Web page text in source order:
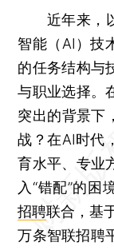
近年来，以
智能（AI）技
的任务结构与
与职业选择。
突出的背景下
战？在AI时代
育水平、专业
入“错配”的困
招聘联合，基
万条智联招聘